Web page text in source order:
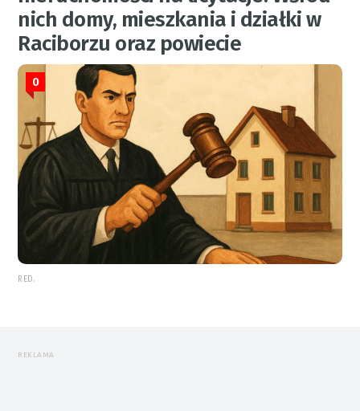
nich domy, mieszkania i działki w
Raciborzu oraz powiecie
0
RED.
REKLAMA